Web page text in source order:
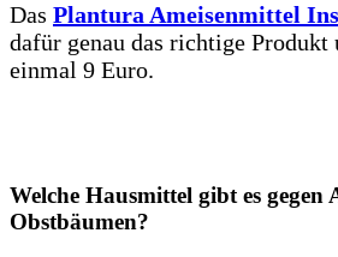
Das Plantura Ameisenmittel
dafür genau das richtige Produkt
einmal 9 Euro.
Welche Hausmittel gibt es gegen
Obstbäumen?